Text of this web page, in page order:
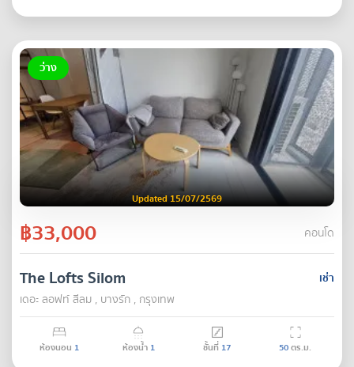
ว่าง
Updated 15/07/2569
฿33,000 คอนโด
เช่า
The Lofts Silom
เดอะ ลอฟท์ สีลม , บางรัก , กรุงเทพ
ห้องนอน 1 ห้องน้ำ 1 ชั้นที่ 17 50ตร.ม.